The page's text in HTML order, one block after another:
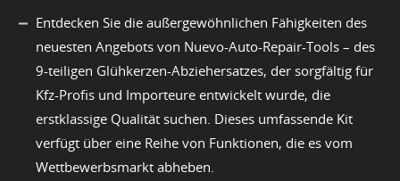
Entdecken Sie die außergewöhnlichen Fähigkeiten des
neuesten Angebots von Nuevo-Auto-Repair-Tools – des
9-teiligen Glühkerzen-Abziehersatzes, der sorgfältig für
Kfz-Profis und Importeure entwickelt wurde, die
erstklassige Qualität suchen. Dieses umfassende Kit
verfügt über eine Reihe von Funktionen, die es vom
Wettbewerbsmarkt abheben.